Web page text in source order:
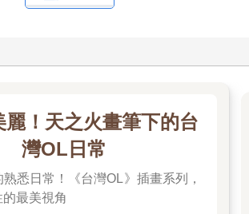
麗！天之火畫筆下的台
灣OL日常
悉日常！《台灣OL》插畫系列，
最美視角